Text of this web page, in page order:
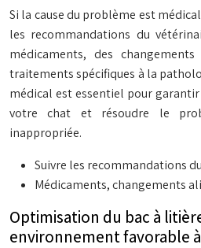
Si la cause du problème est
les recommandations du
médicaments, des
traitements spécifiques à la
médical est essentiel pour
votre chat et résoudre le
inappropriée.
Suivre les recommandations
Médicaments, changements
Optimisation du bac à
environnement favorable